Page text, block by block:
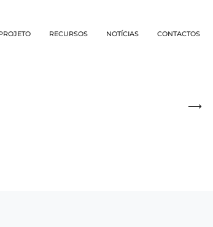
RECURSOS NOTÍCIAS CONTACTOS